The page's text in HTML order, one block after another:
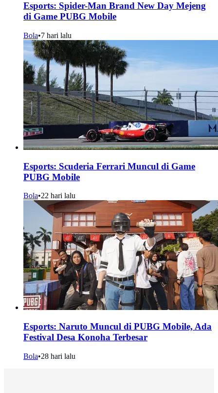
Esports: Spider-Man Brand New Day Mejeng
di Game PUBG Mobile
Bola•7 hari lalu
Esports: Scuderia Ferrari Muncul di Game
PUBG Mobile
Bola•22 hari lalu
Esports: Naruto Muncul di PUBG Mobile, Ada
Festival Desa Konoha Terbesar
Bola•28 hari lalu